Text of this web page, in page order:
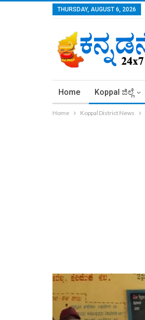
THURSDAY, AUGUST 6, 2026
Home Koppal ಜಿಲ್ಲೆ
Home Koppal District News